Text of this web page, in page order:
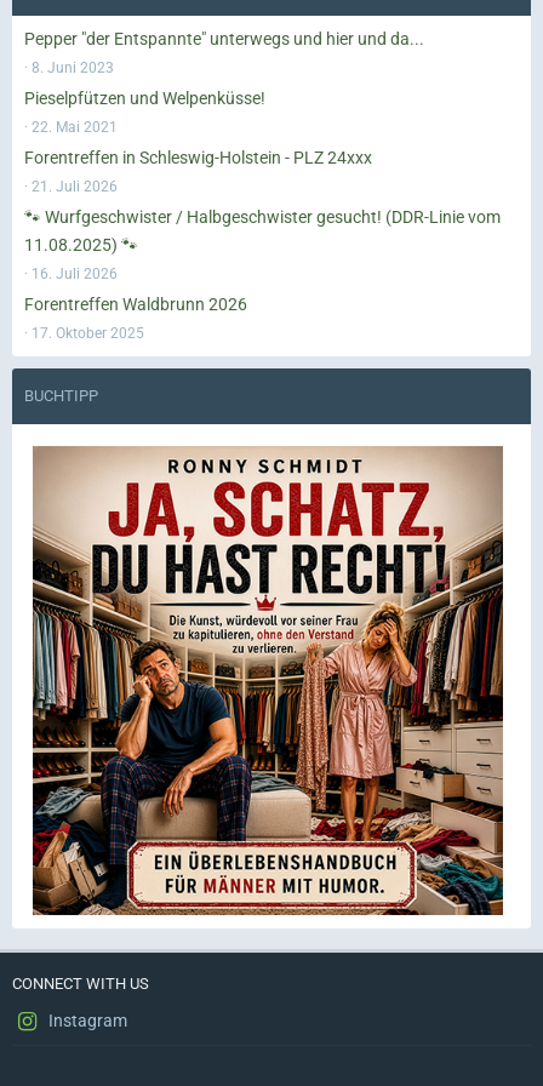
Pepper "der Entspannte" unterwegs und hier und da...
8. Juni 2023
Pieselpfützen und Welpenküsse!
22. Mai 2021
Forentreffen in Schleswig-Holstein - PLZ 24xxx
21. Juli 2026
🐾 Wurfgeschwister / Halbgeschwister gesucht! (DDR-Linie vom
11.08.2025) 🐾
16. Juli 2026
Forentreffen Waldbrunn 2026
17. Oktober 2025
BUCHTIPP
CONNECT WITH US
Instagram